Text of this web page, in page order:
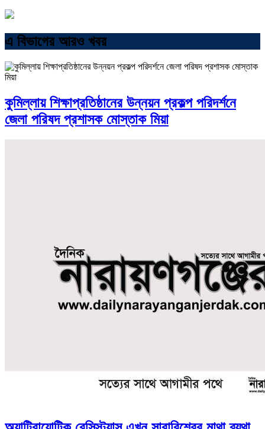
এ বিভাগের আরও খবর
কুমিল্লায় শিক্ষাপ্রতিষ্ঠানের উন্নয়ন প্রকল্প পরিদর্শনে
জেলা পরিষদ প্রশাসক মোস্তাক মিয়া